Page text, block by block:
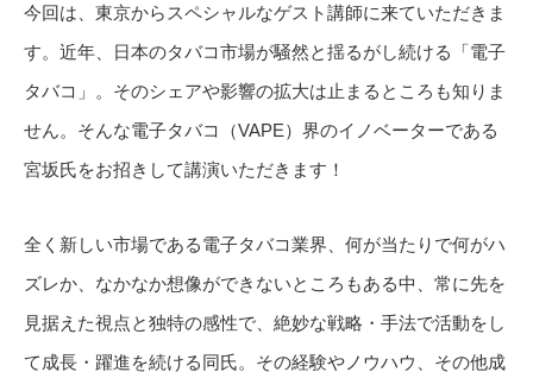
今回は、東京からスペシャルなゲスト講師に来ていただきま
す。近年、日本のタバコ市場が騒然と揺るがし続ける「電子
タバコ」。そのシェアや影響の拡大は止まるところも知りま
せん。そんな電子タバコ（VAPE）界のイノベーターである
宮坂氏をお招きして講演いただきます！
全く新しい市場である電子タバコ業界、何が当たりで何がハ
ズレか、なかなか想像ができないところもある中、常に先を
見据えた視点と独特の感性で、絶妙な戦略・手法で活動をし
て成長・躍進を続ける同氏。その経験やノウハウ、その他成